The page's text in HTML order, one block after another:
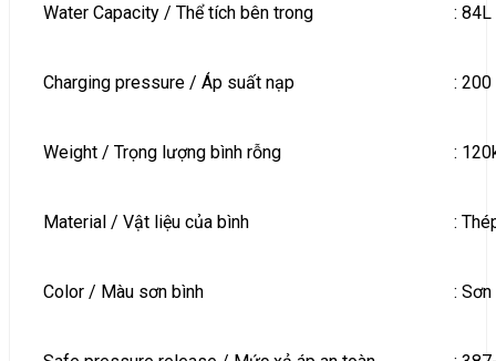
Water Capacity / Thể tích bên trong : 84L
Charging pressure / Áp suất nạp : 200
Weight / Trọng lượng bình rỗng :
Material / Vật liệu của bình :
Color / Màu sơn bình :